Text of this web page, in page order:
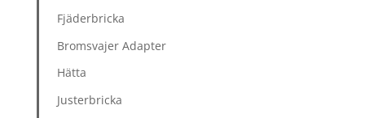
Fjäderbricka
Bromsvajer Adapter
Hätta
Justerbricka